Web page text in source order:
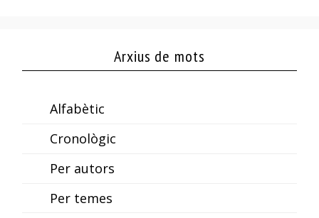
Arxius de mots
Alfabètic
Cronològic
Per autors
Per temes